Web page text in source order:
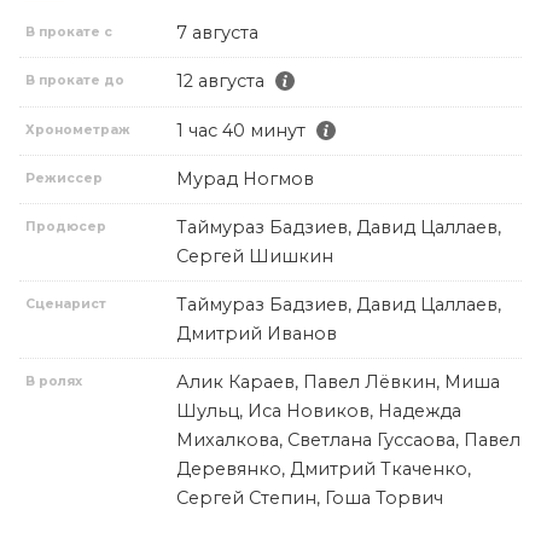
В прокате с 7 августа
В прокате до 12 августа
Хронометраж 1 час 40 минут
Режиссер Мурад Ногмов
Продюсер
Таймураз Бадзиев, Давид Цаллаев,
Сергей Шишкин
Сценарист
Таймураз Бадзиев, Давид Цаллаев,
Дмитрий Иванов
В ролях
Алик Караев, Павел Лёвкин, Миша
Шульц, Иса Новиков, Надежда
Михалкова, Светлана Гуссаова, Павел
Деревянко, Дмитрий Ткаченко,
Сергей Степин, Гоша Торвич